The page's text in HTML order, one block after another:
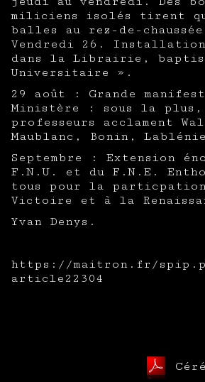
miliciens isolés tirent
balles au rez-de-
Vendredi 26. Installation
dans la Librairie,
Universitaire ».
29 août : Grande
Ministère : sous la plus,
professeurs acclament
Maublanc, Bonin,
Septembre : Extension
F.N.U. et du F.N.E.
tous pour la
Victoire et à la
Yvan Denys.
https://maitron.fr/
article22304